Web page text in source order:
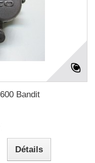
Bandit
Détails